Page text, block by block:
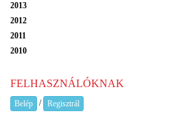
2013
2012
2011
2010
FELHASZNÁLÓKNAK
Belép / Regisztrál